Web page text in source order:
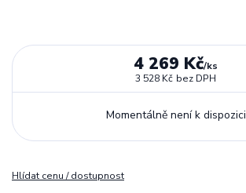
4 269 Kč/ks
3 528 Kč bez DPH
Momentálně není k dispozici
Hlídat cenu / dostupnost